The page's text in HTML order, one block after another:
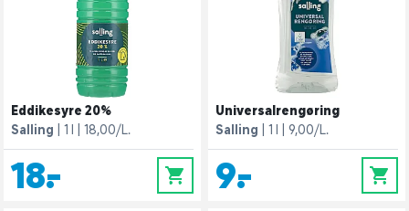
Eddikesyre 20%
Salling
1 l 18,00/L.
18,- 0
Universalrengøring
Salling
1 l 9,00/L.
9,- 0